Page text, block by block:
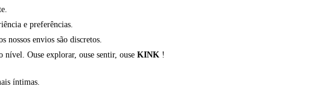
e preferências.
nossos envios são discretos.
nível. Ouse explorar, ouse sentir, ouseKINK !
íntimas.